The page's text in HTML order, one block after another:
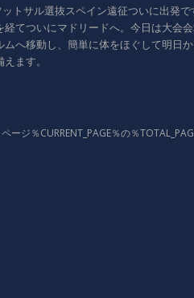
トサル選抜スペイン遠征ついに出発で
経てついにマドリードへ。今日は大会
ムへ移動し、簡単に体をほぐして明日
ます。
ページ％CURRENT_PAGE％の％